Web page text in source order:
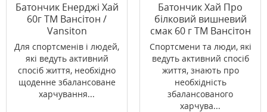
Батончик Енерджі Хай
60г ТМ Вансітон /
Vansiton
Для спортсменів і людей,
які ведуть активний
спосіб життя, необхідно
щоденне збалансоване
харчування...
Батончик Хай Про
білковий вишневий
смак 60 г ТМ Вансітон
/ Vansiton
Спортсмени та люди, які
ведуть активний спосіб
життя, знають про
необхідність
збалансованого
харчува...